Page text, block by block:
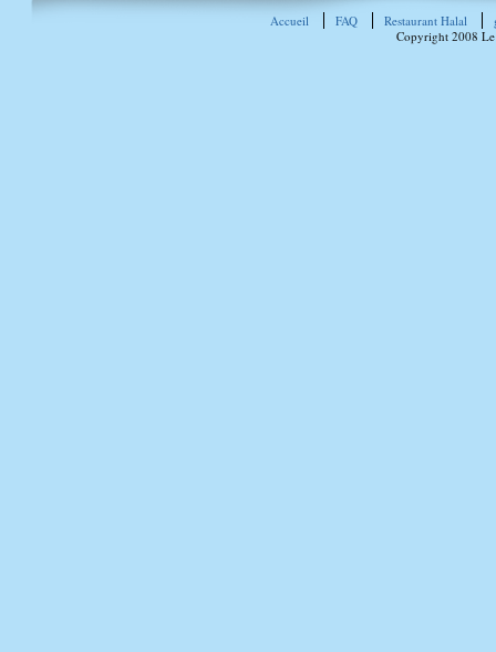
Accueil FAQ Restaurant Halal
Copyright 2008